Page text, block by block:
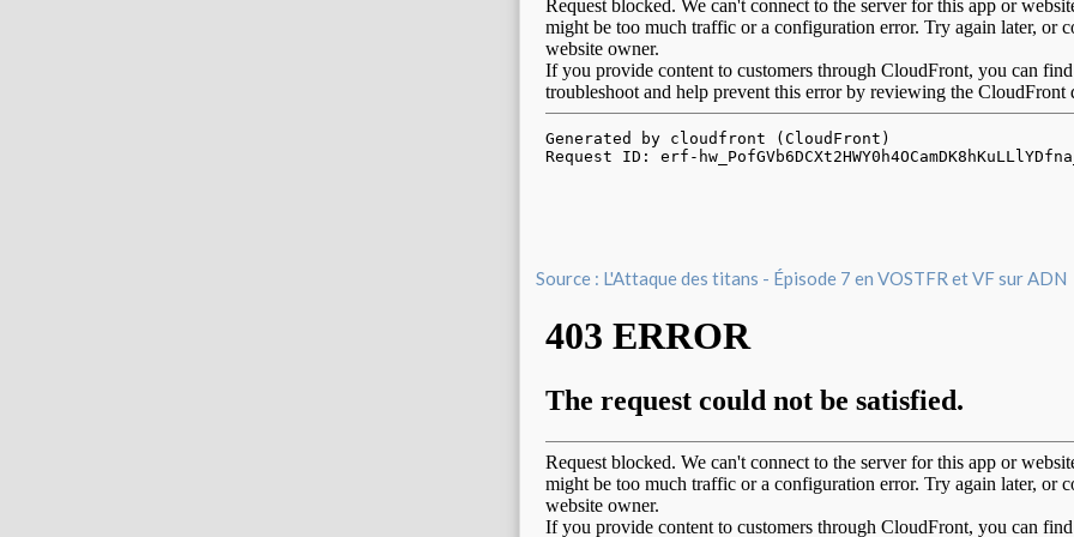
Source : L'Attaque des titans - Épisode 7 en VOSTFR et VF sur ADN